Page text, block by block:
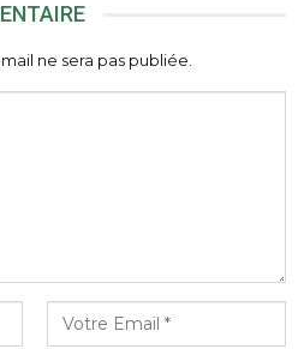
ne sera pas publiée.